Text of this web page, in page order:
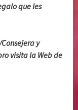
que les
y
visita la Web de